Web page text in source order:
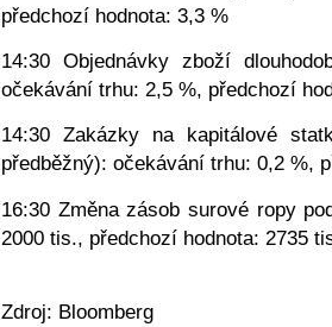
předchozí hodnota: 3,3 %
14:30 Objednávky zboží
očekávání trhu: 2,5 %, předchozí
14:30 Zakázky na kapitálové
předběžný): očekávání trhu: 0,2 %,
16:30 Změna zásob surové ropy
2000 tis., předchozí hodnota: 2735
Zdroj: Bloomberg